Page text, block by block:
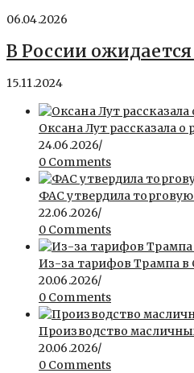
06.04.2026
В России
15.11.2024
Оксана Лут рассказала
24.06.2026/
0 Comments
ФАС утвердила
22.06.2026/
0 Comments
Из-за тарифов Трампа
20.06.2026/
0 Comments
Производство
20.06.2026/
0 Comments